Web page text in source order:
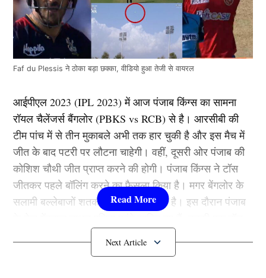
Faf du Plessis ने ठोका बड़ा छक्का, वीडियो हुआ तेजी से वायरल
आईपीएल 2023 (IPL 2023) में आज पंजाब किंग्स का सामना
रॉयल चैलेंजर्स बैंगलोर (PBKS vs RCB) से है। आरसीबी की
टीम पांच में से तीन मुकाबले अभी तक हार चुकी है और इस मैच में
जीत के बाद पटरी पर लौटना चाहेगी। वहीं, दूसरी ओर पंजाब की
कोशिश चौथी जीत प्राप्त करने की होगी। पंजाब किंग्स ने टॉस
जीतकर पहले बॉलिंग करने का फैसला किया है। मगर बेंगलोर के
सलामी बल्लेबाजों शतकीय साझेदारी कर दी है। इस दौरान पंजाब
पर फाफ डु प्लेसिस (Faf du Plessis) ने एक शानदार छक्का भी